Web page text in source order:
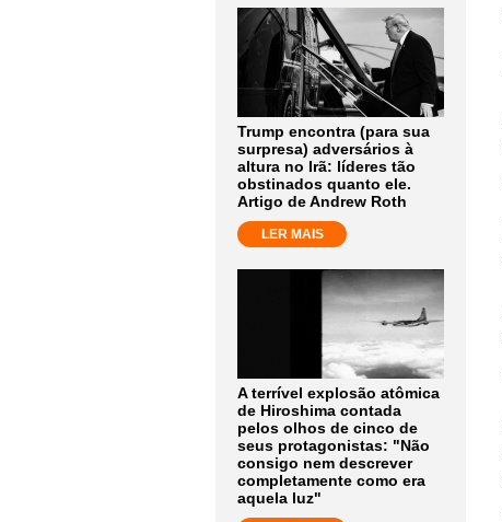
Trump encontra (para sua
surpresa) adversários à
altura no Irã: líderes tão
obstinados quanto ele.
Artigo de Andrew Roth
LER MAIS
A terrível explosão atômica
de Hiroshima contada
pelos olhos de cinco de
seus protagonistas: "Não
consigo nem descrever
completamente como era
aquela luz"